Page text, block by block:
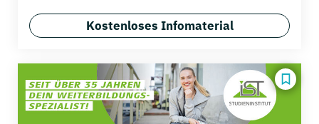
Kostenloses Infomaterial